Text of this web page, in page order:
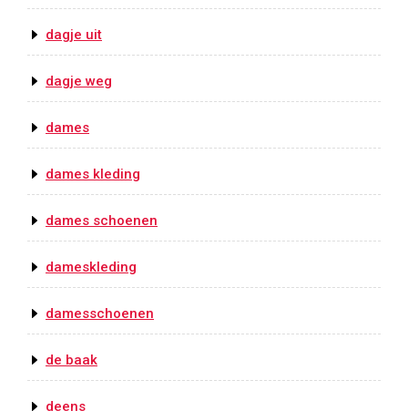
dagje uit
dagje weg
dames
dames kleding
dames schoenen
dameskleding
damesschoenen
de baak
deens